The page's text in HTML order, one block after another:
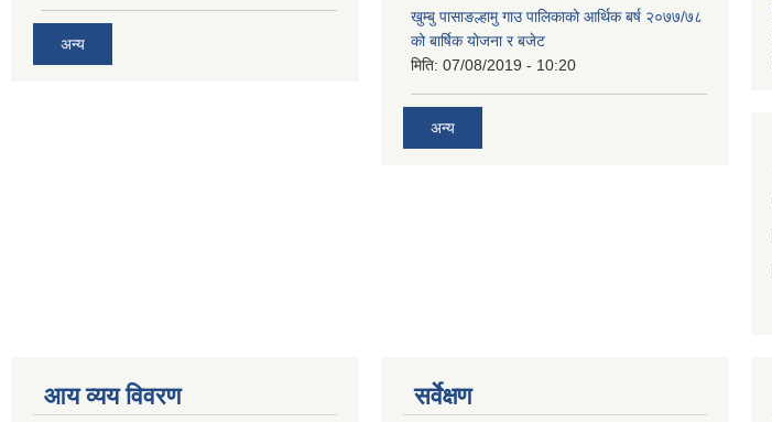
अन्य
खुम्बु पासाङल्हामु गाउ पालिकाको आर्थिक बर्ष २०७७/७८
को बार्षिक योजना र बजेट
मिति: 07/08/2019 - 10:20
अन्य
आय व्यय विवरण सर्वेक्षण